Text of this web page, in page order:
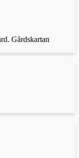
Gårdskartan